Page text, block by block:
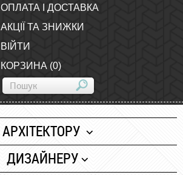
ОПЛАТА І ДОСТАВКА
АКЦІЇ ТА ЗНИЖКИ
ВІЙТИ
КОРЗИНА (0)
АРХІТЕКТОРУ
Папір
ДИЗАЙНЕРУ